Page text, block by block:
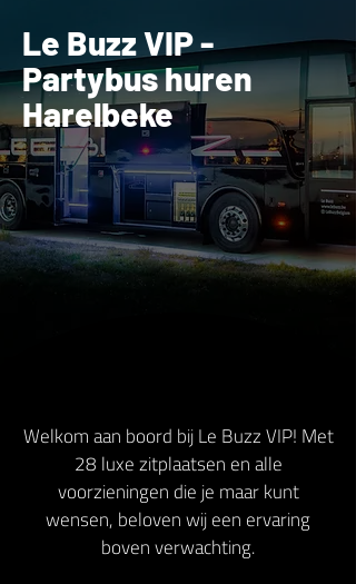
Le Buzz VIP -
Partybus huren
Harelbeke
Welkom aan boord bij Le Buzz VIP! Met
28 luxe zitplaatsen en alle
voorzieningen die je maar kunt
wensen, beloven wij een ervaring
boven verwachting.